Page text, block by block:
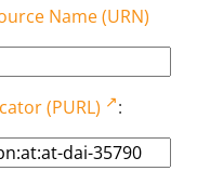
Name (URN)
(PURL) :